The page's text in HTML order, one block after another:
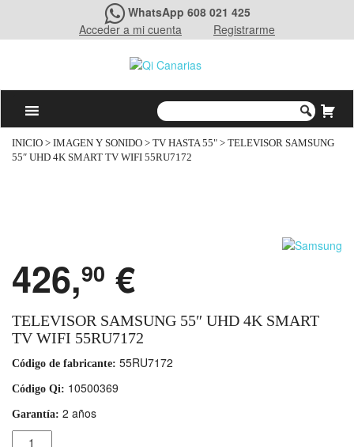
WhatsApp 608 021 425
Acceder a mi cuenta
Registrarme
INICIO > IMAGEN Y SONIDO > TV HASTA 55" > TELEVISOR SAMSUNG
55″ UHD 4K SMART TV WIFI 55RU7172
426,90 €
TELEVISOR SAMSUNG 55″ UHD 4K SMART
TV WIFI 55RU7172
Código de fabricante: 55RU7172
Código Qi: 10500369
Garantía: 2 años
Cantidad